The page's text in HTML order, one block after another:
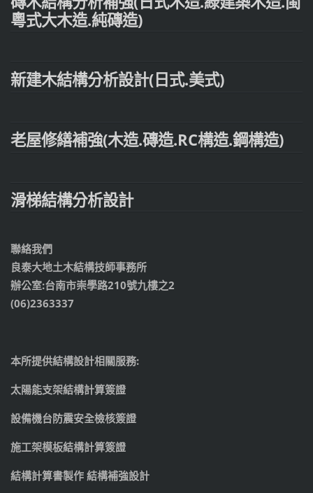
粵式大木造.純磚造)
新建木結構分析設計(日式.美式)
老屋修繕補強(木造.磚造.RC構造.鋼構造)
滑梯結構分析設計
聯絡我們
良泰大地土木結構技師事務所
辦公室:台南市崇學路210號九樓之2
(06)2363337
本所提供結構設計相關服務:
太陽能支架結構計算簽證
設備機台防震安全檢核簽證
施工架模板結構計算簽證
結構計算書製作 結構補強設計